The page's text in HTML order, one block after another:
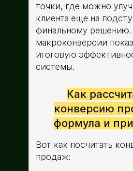
точки, где можно
клиента еще на
финальному решению.
макроконверсии
итоговую
системы.
Как
конверсию
формула и
Вот как посчитать
продаж: